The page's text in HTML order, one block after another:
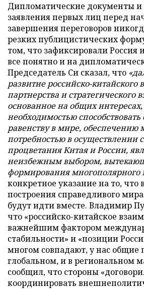
Дипломатические документы
заявления первых лиц перед
завершения переговоров
резких публицистических
том, что зафиксировали Россия
все понятно и на
Председатель Си сказал, что
развитие российско-
партнерства и стратегического
основанное на общих
необходимостью
равенству в мире, обеспечению
потребностью в осуществлении
процветания Китая и России,
неизбежным выбором,
формирования многополярного
конкретное указание на то, что
построения справедливого
будут идти вместе. Владимир
что «российско-китайское
важнейшим фактором
стабильности» и «позиции
многом совпадают, у нас общие
глобальном, и в региональном
сообщил, что стороны
координировать